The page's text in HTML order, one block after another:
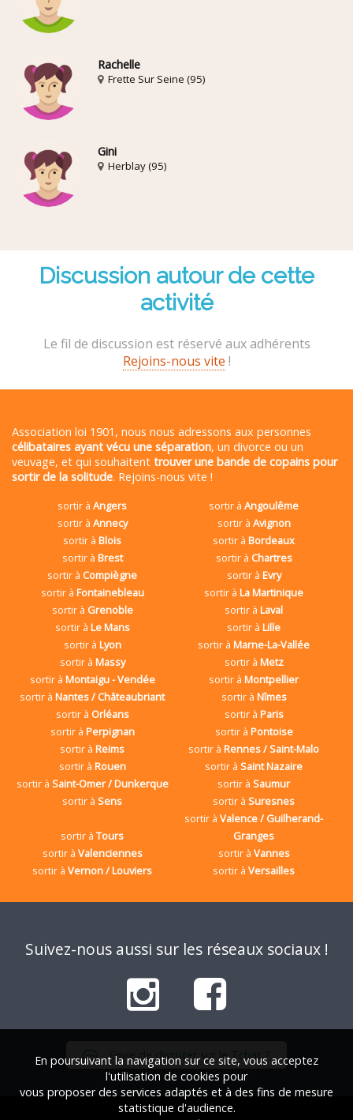
Rachelle
Frette Sur Seine (95)
Gini
Herblay (95)
Discussion autour de cette
activité
Le fil de discussion est réservé aux adhérents
Rejoins-nous vite !
Association loi 1901, nous nous adressons aux personnes
célibataires ayant vécu une séparation, un divorce ou un
veuvage, et qui souhaitent trouver une bande de copains pour
sortir de la solitude. Rejoins-nous vite !
sortir àAngers sortir àAngoulême
sortir à Annecy sortir à Avignon
sortir àBlois sortir àBordeaux
sortir à Brest sortir à Chartres
sortir à Compiègne sortir à Evry
sortir à Fontainebleau sortir àLa Martinique
sortir à Grenoble sortir àLaval
sortir à Le Mans sortir àLille
sortir à Lyon sortir àMarne-La-Vallée
sortir à Massy sortir à Metz
sortir à Montaigu - Vendée sortir àMontpellier
sortir àNantes / Châteaubriant sortir à Nîmes
sortir à Orléans sortir à Paris
sortir à Perpignan sortir à Pontoise
sortir àReims sortir àRennes / Saint-Malo
sortir à Rouen sortir àSaint Nazaire
sortir à Saint-Omer / Dunkerque sortir àSaumur
sortir àSens sortir àSuresnes
sortir àTours
sortir àValence / Guilherand-
Granges
sortir à Valenciennes sortir à Vannes
sortir àVernon / Louviers sortir àVersailles
Suivez-nous aussi sur les réseaux sociaux !
Envie de discuter sur le Tchat ?
En poursuivant la navigation sur ce site, vous acceptez
l'utilisation de cookies pour
vous proposer des services adaptés et à des fins de mesure
statistique d'audience.